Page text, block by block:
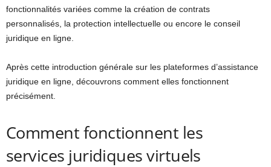
fonctionnalités variées comme la création de contrats
personnalisés, la protection intellectuelle ou encore le conseil
juridique en ligne.
Après cette introduction générale sur les plateformes d’assistance
juridique en ligne, découvrons comment elles fonctionnent
précisément.
Comment fonctionnent les
services juridiques virtuels